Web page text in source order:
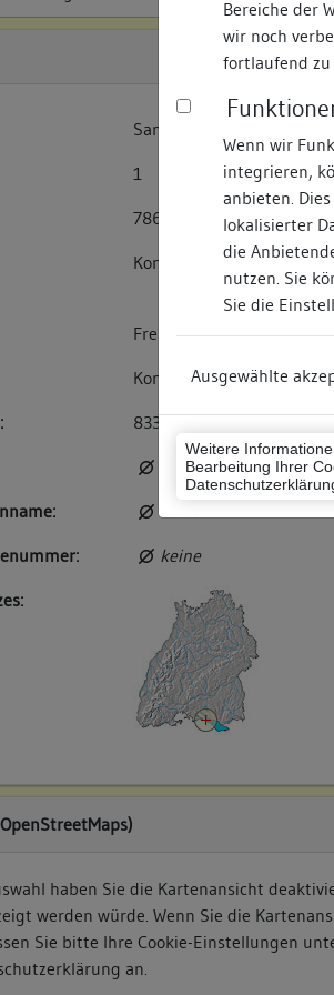
Bereiche der
wir noch
fortlaufend zu
Wenn wir
integrieren,
anbieten.
lokalisierter
die
nutzen. Sie
Sie die
Ausgewählte
Weitere
Bearbeitung Ihrer
Sankt-Johann-Gasse
1
78642
Konstanz
Freiburg
Konstanz (Landkreis)
8335043012
keine
keiner
keine
haben Sie die Kartenansicht
werden würde. Wenn Sie die
Sie bitte Ihre Cookie-Einstellungen
an.